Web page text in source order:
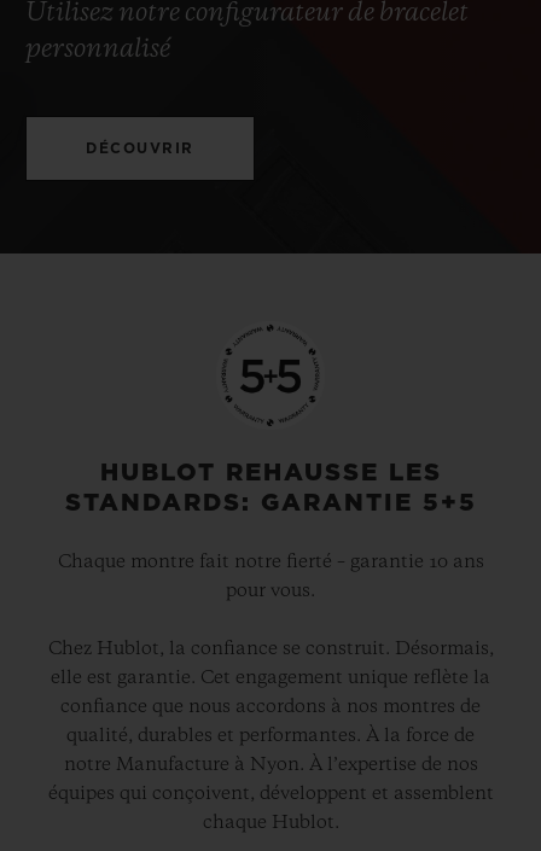
Utilisez notre configurateur de bracelet
personnalisé
DÉCOUVRIR
HUBLOT REHAUSSE LES
STANDARDS: GARANTIE 5+5
Chaque montre fait notre fierté – garantie 10 ans
pour vous.
Chez Hublot, la confiance se construit. Désormais,
elle est garantie. Cet engagement unique reflète la
confiance que nous accordons à nos montres de
qualité, durables et performantes. À la force de
notre Manufacture à Nyon. À l’expertise de nos
équipes qui conçoivent, développent et assemblent
chaque Hublot.